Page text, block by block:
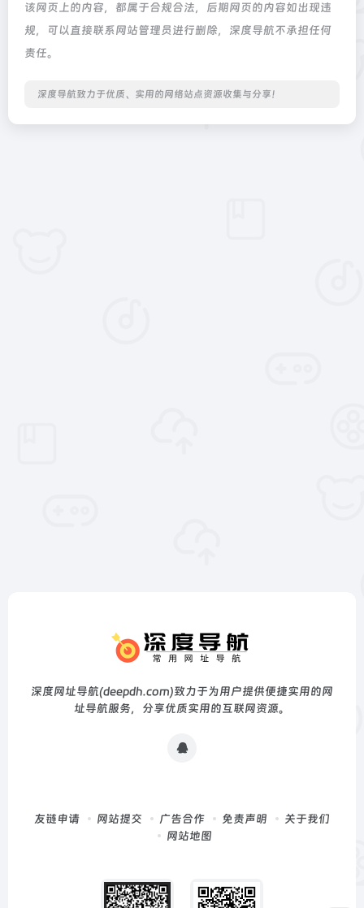
该网页上的内容，都属于合规合法，后期网页的内容如出现违
规，可以直接联系网站管理员进行删除，深度导航不承担任何
责任。
深度导航致力于优质、实用的网络站点资源收集与分享！
深度网址导航(deepdh.com)致力于为用户提供便捷实用的网
址导航服务，分享优质实用的互联网资源。
友链申请 网站提交 广告合作 免责声明
关于我们
网站地图